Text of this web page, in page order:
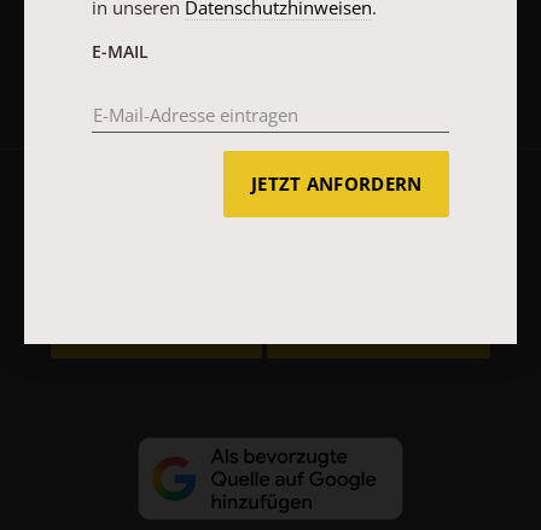
in unseren Datenschutzhinweisen.
E-MAIL
JETZT ANFORDERN